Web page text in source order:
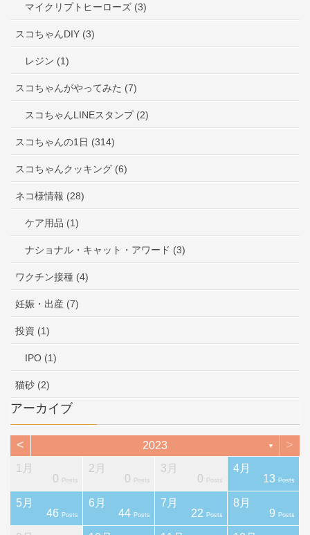
マイクリプトヒーローズ (3)
スコちゃんDIY (3)
レジン (1)
スコちゃんがやってみた (7)
スコちゃんLINEスタンプ (2)
スコちゃんの1日 (314)
スコちゃんクッキング (6)
ネコ様情報 (28)
ケア用品 (1)
ナショナル・キャット・アワード (3)
ワクチン接種 (4)
妊娠・出産 (7)
投資 (1)
IPO (1)
猫砂 (2)
アーカイブ
< 2023 ▼ >
1月
0
Posts
2月
0
Posts
3月
0
Posts
4月
13 Posts
5月
46 Posts
6月
44 Posts
7月
22 Posts
8月
9 Posts